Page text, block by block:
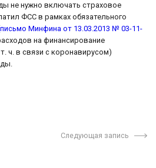
не нужно включать страховое
ФСС в рамках обязательного
письмо Минфина от 13.03.2013 № 03-11-
на финансирование
ч. в связи с коронавирусом)
Следующая запись